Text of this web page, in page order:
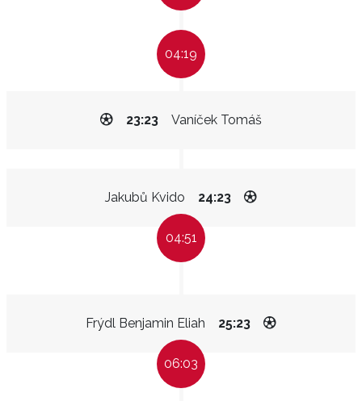
04:19
Vaníček Tomáš
23:23
Jakubů Kvido 24:23
04:51
Frýdl Benjamin Eliah 25:23
06:03